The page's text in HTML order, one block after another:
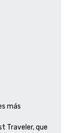
más
Traveler, que